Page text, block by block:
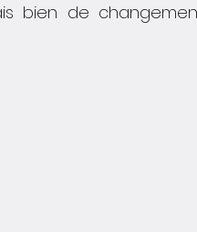
bien de